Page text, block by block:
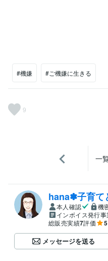
#機嫌 #ご機嫌に生きる
9
一
hana✽子育て
本人確認
機
インボイス発行
総販売実績7評価
メッセージを送る